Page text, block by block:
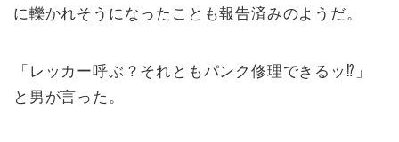
に轢かれそうになったことも報告済みのようだ。
「レッカー呼ぶ？それともパンク修理できるッ⁉︎」
と男が言った。